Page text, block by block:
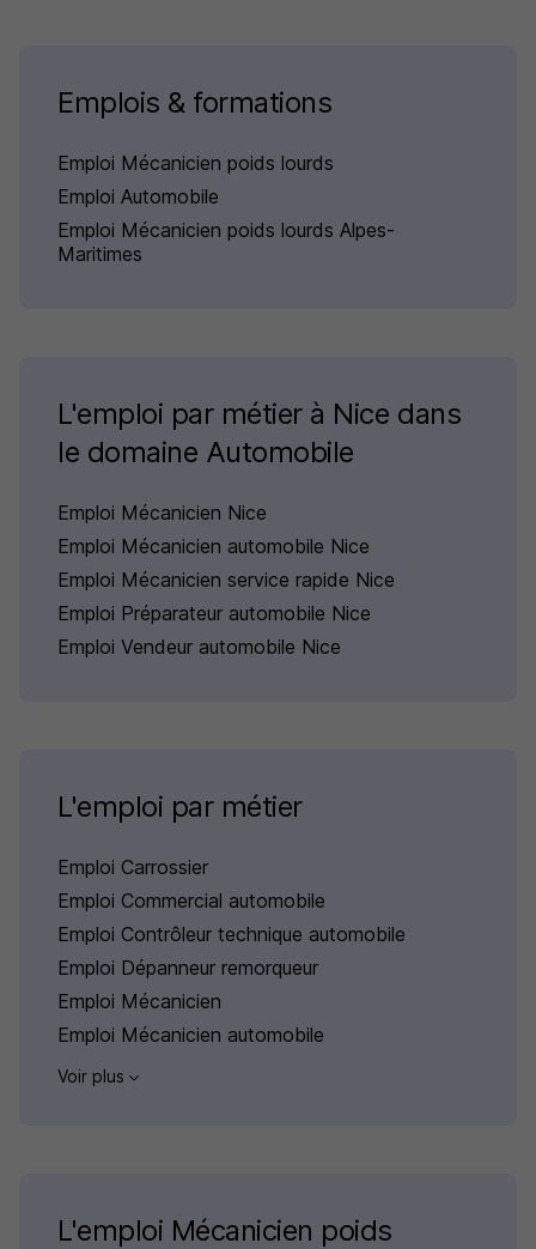
Emplois & formations
Emploi Mécanicien poids lourds
Emploi Automobile
Emploi Mécanicien poids lourds Alpes-
Maritimes
L'emploi par métier à Nice dans
le domaine Automobile
Emploi Mécanicien Nice
Emploi Mécanicien automobile Nice
Emploi Mécanicien service rapide Nice
Emploi Préparateur automobile Nice
Emploi Vendeur automobile Nice
L'emploi par métier
Emploi Carrossier
Emploi Commercial automobile
Emploi Contrôleur technique automobile
Emploi Dépanneur remorqueur
Emploi Mécanicien
Emploi Mécanicien automobile
Voir plus
L'emploi Mécanicien poids